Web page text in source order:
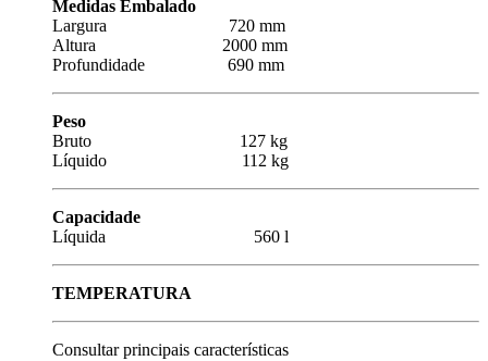
Medidas Embalado
Largura 720 mm
Altura 2000 mm
Profundidade 690 mm
Peso
Bruto 127 kg
Líquido 112 kg
Capacidade
Líquida 560 l
TEMPERATURA
Consultar principais características